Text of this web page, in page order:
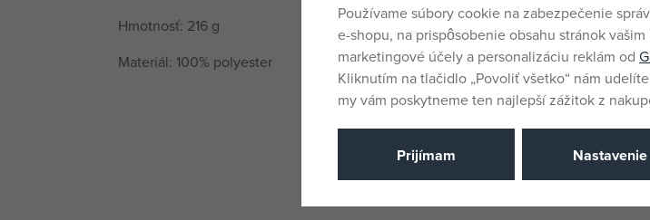
Hmotnosť: 216 g
Materiál: 100% polyester
Používame súbory cookie na zabezpečenie
e-shopu, na prispôsobenie obsahu stránok
marketingové účely a personalizáciu reklám od
Kliknutím na tlačidlo „Povoliť všetko“ nám
my vám poskytneme ten najlepší zážitok z
Prijímam Nastavenie